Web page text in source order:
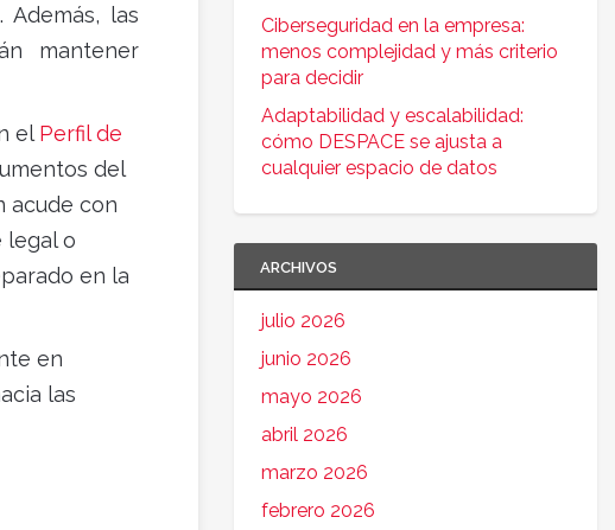
Además, las
mantener
el Perfil de
del
acude con
legal o
en la
en
las
Ciberseguridad en la empresa:
menos complejidad y más criterio
para decidir
Adaptabilidad y escalabilidad:
cómo DESPACE se ajusta a
cualquier espacio de datos
ARCHIVOS
julio 2026
junio 2026
mayo 2026
abril 2026
marzo 2026
febrero 2026